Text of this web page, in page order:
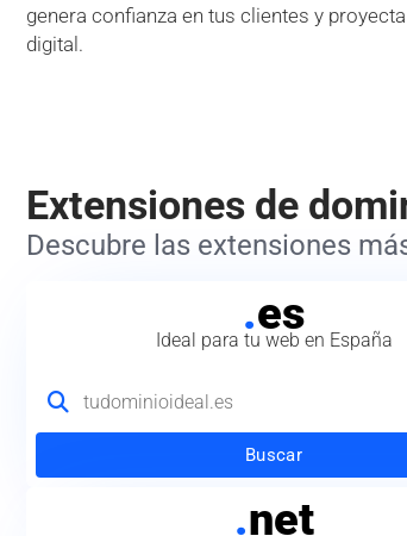
genera confianza en tus clientes y
digital.
Extensiones de
Descubre las extensiones
.es
Ideal para tu web en España
Buscar
.net